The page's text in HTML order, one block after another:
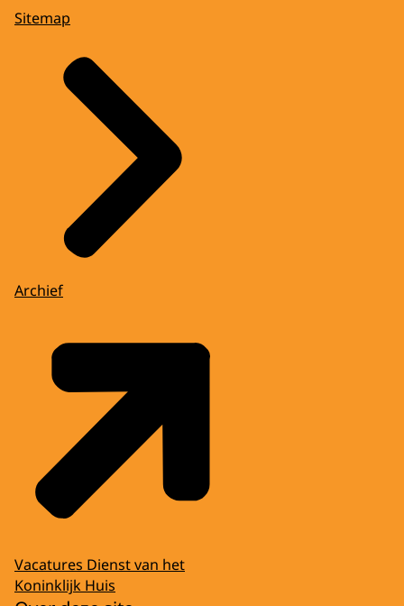
Sitemap
Archief
Vacatures Dienst van het
Koninklijk Huis